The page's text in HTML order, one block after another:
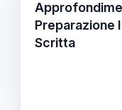
Preparazione
Scritta